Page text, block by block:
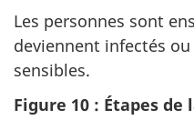
Les personnes sont
deviennent infectés
sensibles.
Figure 10 : Étapes de